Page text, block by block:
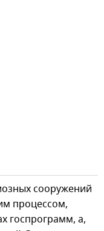
сооружений
процессом,
госпрограмм, а,